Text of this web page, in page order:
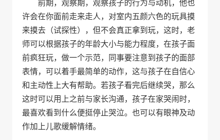
前期，观察期，观察孩子的行为与动机，他也
许会在你面前走来走人，对室内五颜六色的玩具摸
来摸去（试探性），但不会真正拿到玩，这时，老
师可以根据孩子的年龄大小与能力程度，在孩子面
前疯狂玩，做一个示范，同事要注意到孩子的面部
表情，可以着手最简单的动作，这与孩子在自信心
和主动性上大有帮助。若孩子看完后继续哭，那么
这时可以用上之前与家长沟通，孩子在家哭闹时，
最喜欢看到什么便挺停止哭泣。也可以有眼神及动
作加上儿歌缓解情绪。